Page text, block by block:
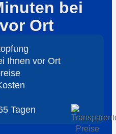
bei
Ort
Ihnen vor Ort
Tagen